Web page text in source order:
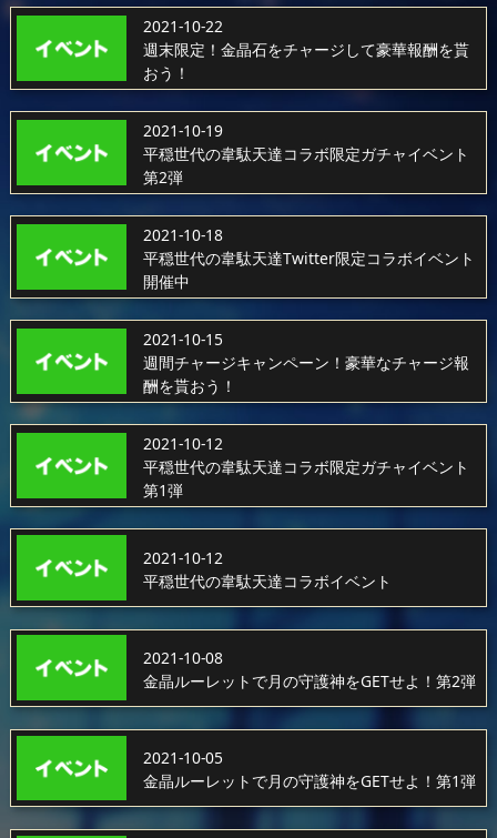
2021-10-22
週末限定！金晶石をチャージして豪華報酬を貰
おう！
2021-10-19
平穏世代の韋駄天達コラボ限定ガチャイベント
第2弾
2021-10-18
平穏世代の韋駄天達Twitter限定コラボイベント
開催中
2021-10-15
週間チャージキャンペーン！豪華なチャージ報
酬を貰おう！
2021-10-12
平穏世代の韋駄天達コラボ限定ガチャイベント
第1弾
2021-10-12
平穏世代の韋駄天達コラボイベント
2021-10-08
金晶ルーレットで月の守護神をGETせよ！第2弾
2021-10-05
金晶ルーレットで月の守護神をGETせよ！第1弾